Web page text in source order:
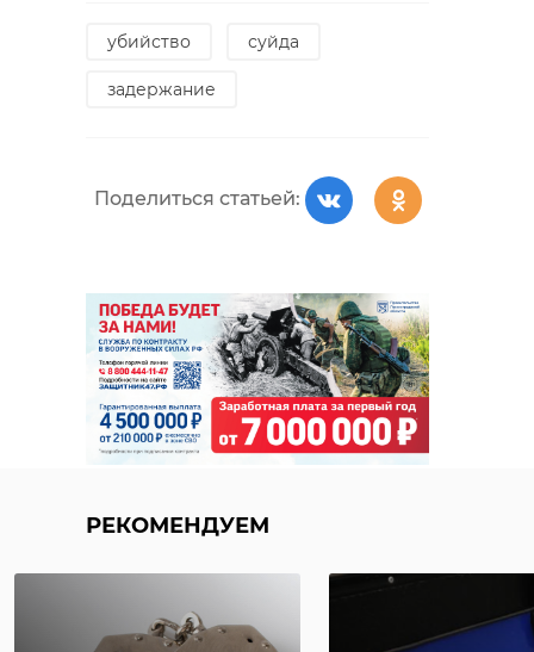
убийство суйда
задержание
Поделиться статьей:
РЕКОМЕНДУЕМ